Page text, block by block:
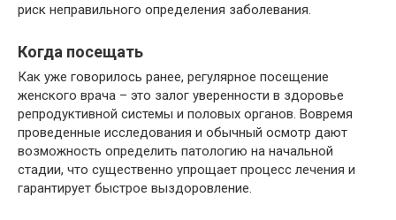
риск неправильного определения заболевания.
Когда посещать
Как уже говорилось ранее, регулярное посещение
женского врача – это залог уверенности в здоровье
репродуктивной системы и половых органов. Вовремя
проведенные исследования и обычный осмотр дают
возможность определить патологию на начальной
стадии, что существенно упрощает процесс лечения и
гарантирует быстрое выздоровление.